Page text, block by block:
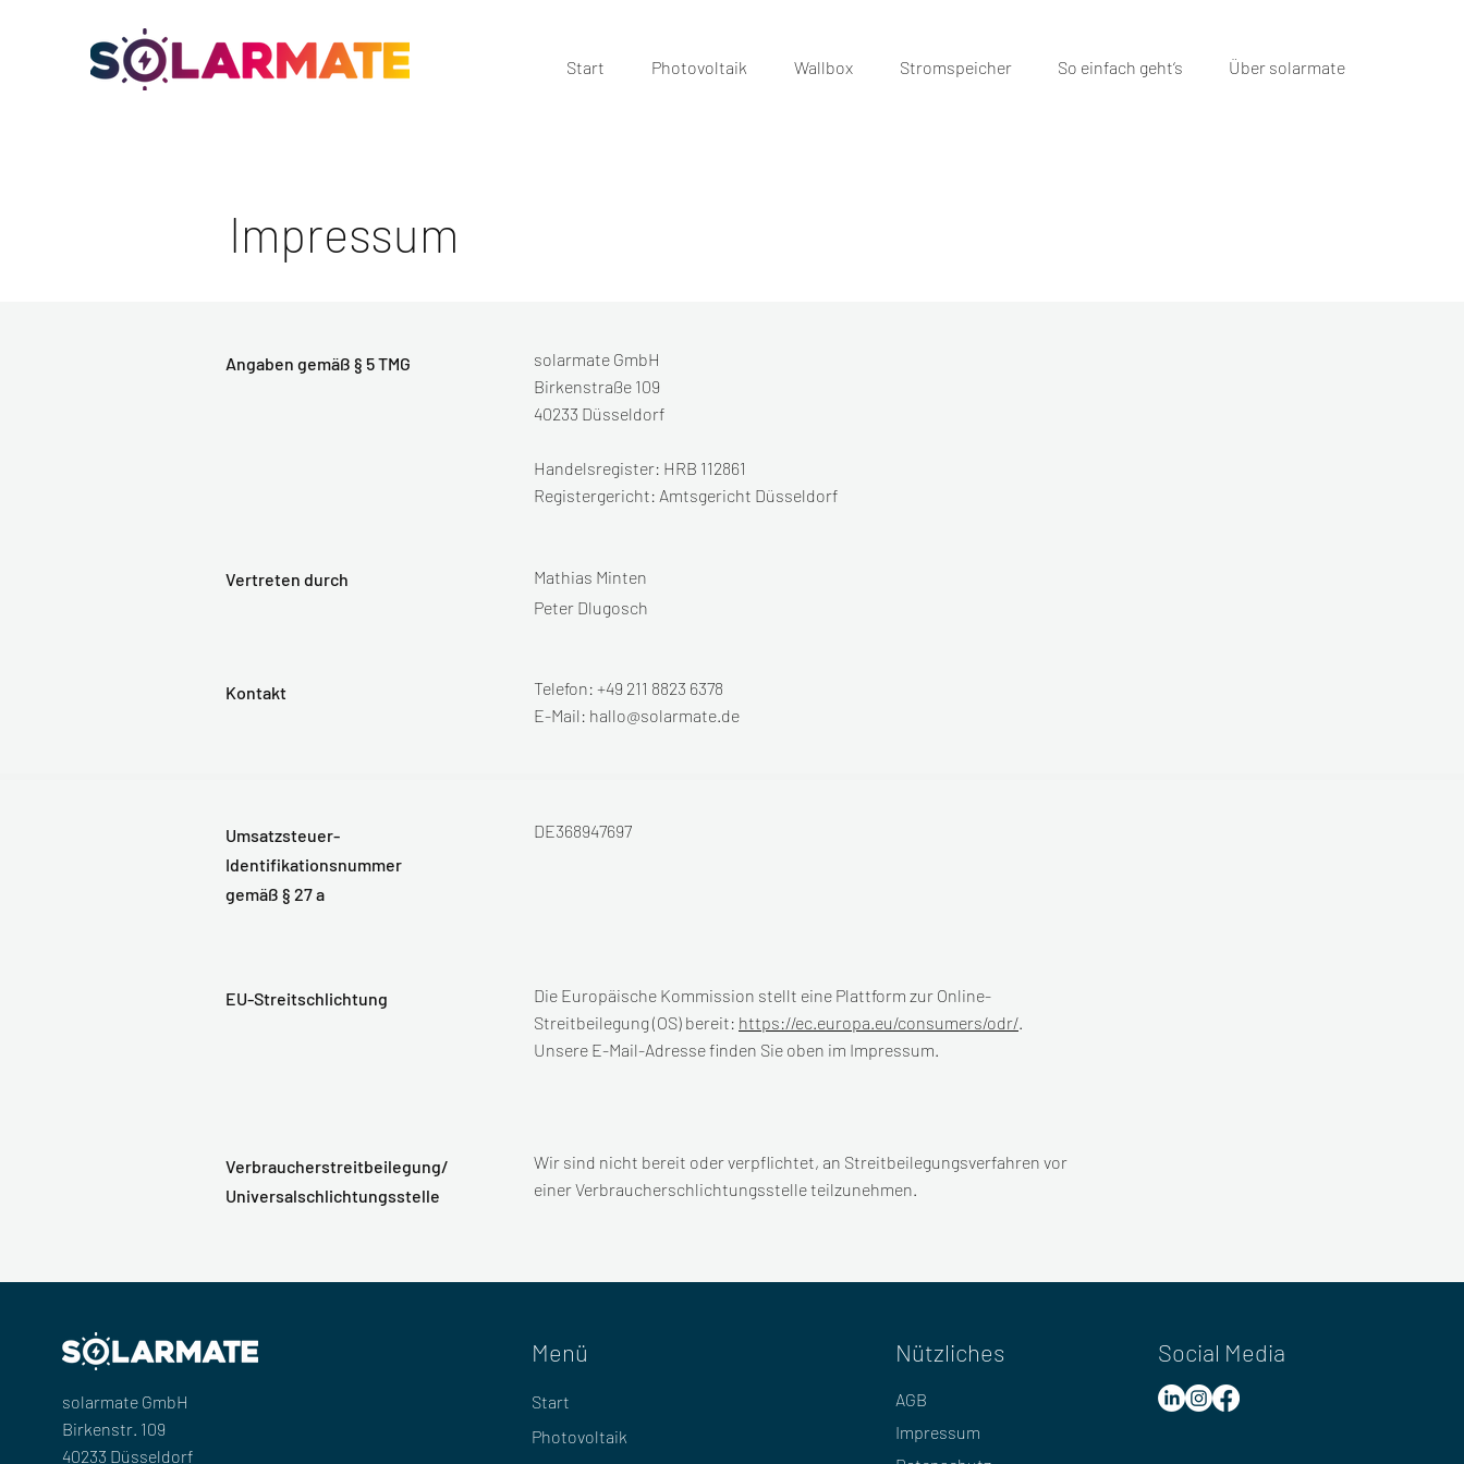
Start Photovoltaik Wallbox Stromspeicher So einfach geht‘s Über solarmate
Impressum
Angaben gemäß § 5 TMG
solarmate GmbH
Birkenstraße 109
40233 Düsseldorf
Handelsregister: HRB 112861
Registergericht: Amtsgericht Düsseldorf
Vertreten durch
Mathias Minten
Peter Dlugosch
Kontakt Telefon: +49 211 8823 6378
E-Mail: hallo@solarmate.de
Umsatzsteuer-
Identifikationsnummer
gemäß § 27 a
DE368947697
EU-Streitschlichtung
Die Europäische Kommission stellt eine Plattform zur Online-
Streitbeilegung (OS) bereit: https://ec.europa.eu/consumers/odr/.
Unsere E-Mail-Adresse finden Sie oben im Impressum.
Verbraucherstreitbeilegung/
Universalschlichtungsstelle
Wir sind nicht bereit oder verpflichtet, an Streitbeilegungsverfahren vor
einer Verbraucherschlichtungsstelle teilzunehmen.
solarmate GmbH
Birkenstr. 109
40233 Düsseldorf
Menü
Start
Photovoltaik
Nützliches
AGB
Impressum
Social Media